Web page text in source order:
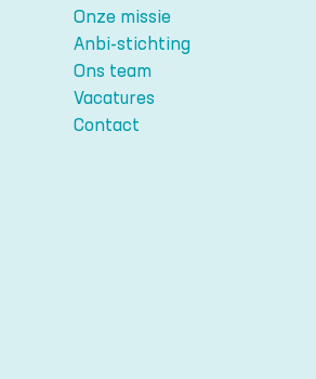
Onze missie
Anbi-stichting
Ons team
Vacatures
Contact